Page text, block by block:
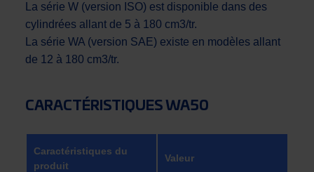
La série W (version ISO) est disponible dans des
cylindrées allant de 5 à 180 cm3/tr.
La série WA (version SAE) existe en modèles allant
de 12 à 180 cm3/tr.
CARACTÉRISTIQUES WA50
Caractéristiques du
produit
Valeur